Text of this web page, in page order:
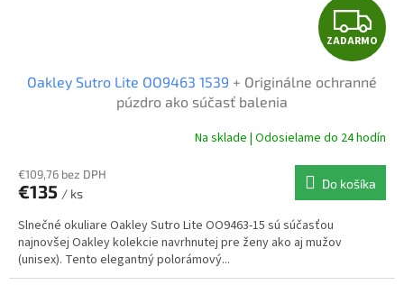
Z
A
D
A
R
M
ZADARMO
Oakley Sutro Lite OO9463 1539 + Originálne ochranné
púzdro ako súčasť balenia
Na sklade | Odosielame do 24 hodín
€109,76 bez DPH
€135 / ks
Do košíka
Slnečné okuliare Oakley Sutro Lite OO9463-15 sú súčasťou
najnovšej Oakley kolekcie navrhnutej pre ženy ako aj mužov
(unisex). Tento elegantný polorámový...